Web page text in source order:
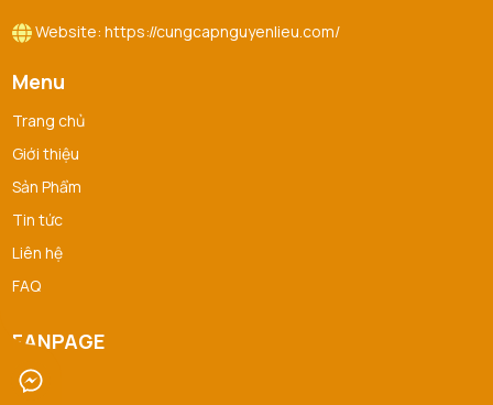
Website: https://cungcapnguyenlieu.com/
Menu
Trang chủ
Giới thiệu
Sản Phẩm
Tin tức
Liên hệ
FAQ
FANPAGE